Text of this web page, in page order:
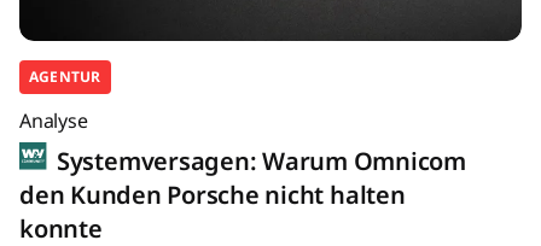
AGENTUR
Analyse
Systemversagen: Warum Omnicom
den Kunden Porsche nicht halten
konnte